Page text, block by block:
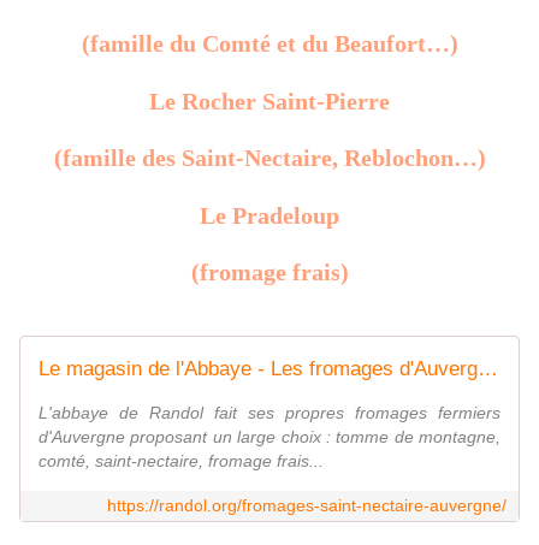
(famille du Comté et du Beaufort…)
Le Rocher Saint-Pierre
(famille des Saint-Nectaire, Reblochon…)
Le Pradeloup
(fromage frais)
Le magasin de l'Abbaye - Les fromages d'Auvergne type Saint-Nectaire
L'abbaye de Randol fait ses propres fromages fermiers
d'Auvergne proposant un large choix : tomme de montagne,
comté, saint-nectaire, fromage frais...
https://randol.org/fromages-saint-nectaire-auvergne/